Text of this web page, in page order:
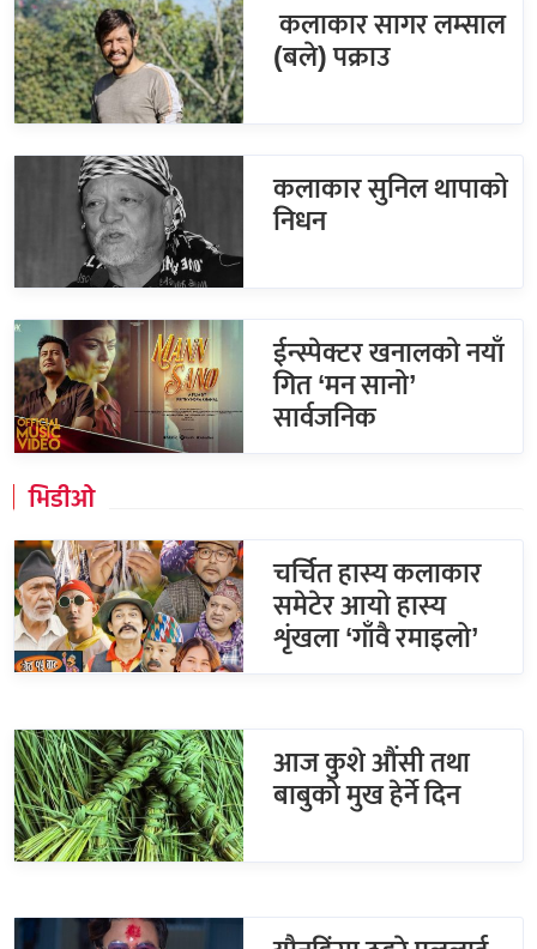
कलाकार सागर लम्साल
(बले) पक्राउ
कलाकार सुनिल थापाको
निधन
ईन्स्पेक्टर खनालको नयाँ
गित ‘मन सानो’
सार्वजनिक
भिडीओ
चर्चित हास्य कलाकार
समेटेर आयो हास्य
शृंखला ‘गाँवै रमाइलो’
आज कुशे औंसी तथा
बाबुको मुख हेर्ने दिन